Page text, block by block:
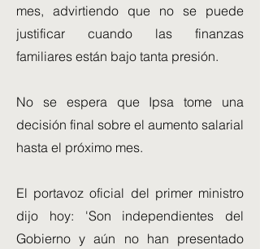
mes, advirtiendo que no se puede
justificar cuando las finanzas
familiares están bajo tanta presión.
No se espera que Ipsa tome una
decisión final sobre el aumento salarial
hasta el próximo mes.
El portavoz oficial del primer ministro
dijo hoy: 'Son independientes del
Gobierno y aún no han presentado